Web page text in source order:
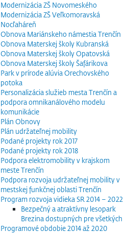
Modernizácia ZŠ Novomeského
Modernizácia ZŠ Veľkomoravská
Nocľaháreň
Obnova Mariánskeho námestia Trenčín
Obnova Materskej školy Kubranská
Obnova Materskej školy Opatovská
Obnova Materskej školy Šafárikova
Park v prírode alúvia Orechovského
potoka
Personalizácia služieb mesta Trenčín a
podpora omnikanálového modelu
komunikácie
Plán Obnovy
Plán udržateľnej mobility
Podané projekty rok 2017
Podané projekty rok 2018
Podpora elektromobility v krajskom
meste Trenčín
Podpora rozvoja udržateľnej mobility v
mestskej funkčnej oblasti Trenčín
Program rozvoja vidieka SR 2014 – 2022
Bezpečný a atraktívny lesopark
Brezina dostupných pre všetkých
Programové obdobie 2014 až 2020